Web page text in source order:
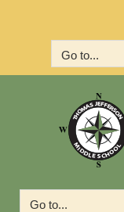
Go to...
Go to...